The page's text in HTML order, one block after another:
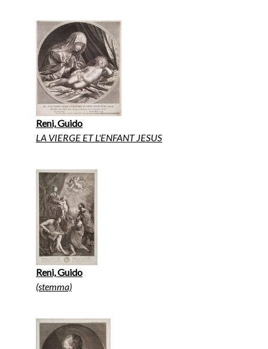
Reni, Guido
LA VIERGE ET L'ENFANT JESUS
Reni, Guido
(stemma)